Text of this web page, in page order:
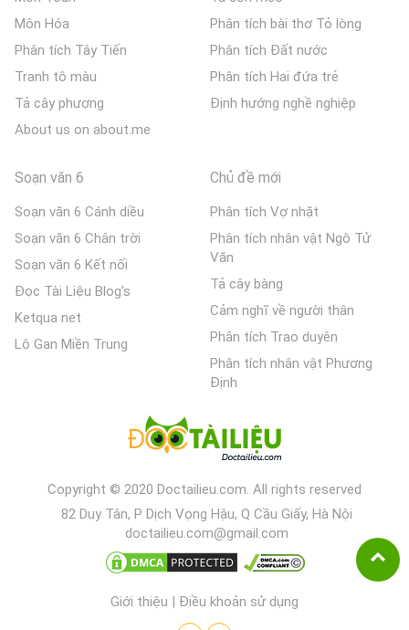
Môn Hóa
Phân tích Tây Tiến
Tranh tô màu
Tả cây phượng
About us on about.me
Phân tích bài thơ Tỏ lòng
Phân tích Đất nước
Phân tích Hai đứa trẻ
Định hướng nghề nghiệp
Soạn văn 6
Soạn văn 6 Cánh diều
Soạn văn 6 Chân trời
Soạn văn 6 Kết nối
Đọc Tài Liệu Blog's
Ketqua net
Lô Gan Miền Trung
Chủ đề mới
Phân tích Vợ nhặt
Phân tích nhân vật Ngô Tử
Văn
Tả cây bàng
Cảm nghĩ về người thân
Phân tích Trao duyên
Phân tích nhân vật Phương
Định
Copyright © 2020 Doctailieu.com. All rights reserved
82 Duy Tân, P Dịch Vọng Hậu, Q Cầu Giấy, Hà Nội
doctailieu.com@gmail.com
Giới thiệu | Điều khoản sử dụng